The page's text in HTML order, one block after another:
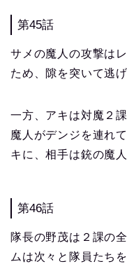
第45話
サメの魔人の攻撃は
ため、隙を突いて逃げ
一方、アキは対魔２
魔人がデンジを連れ
キに、相手は銃の魔
第46話
隊長の野茂は２課の
ムは次々と隊員たち